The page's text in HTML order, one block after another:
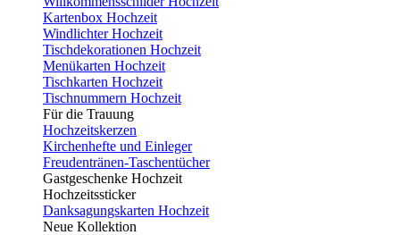
Kartenbox Hochzeit
Windlichter Hochzeit
Tischdekorationen Hochzeit
Menükarten Hochzeit
Tischkarten Hochzeit
Tischnummern Hochzeit
Für die Trauung
Hochzeitskerzen
Kirchenhefte und Einleger
Freudentränen-Taschentücher
Gastgeschenke Hochzeit
Hochzeitssticker
Danksagungskarten Hochzeit
Neue Kollektion